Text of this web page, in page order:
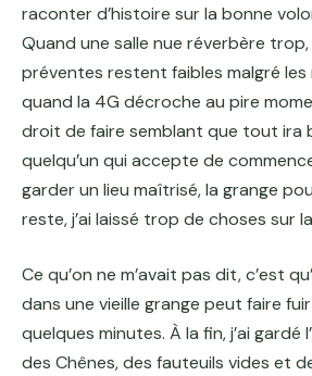
raconter d’histoire sur la bonne
Quand une salle nue réverbère
préventes restent faibles malgré les
quand la 4G décroche au pire
droit de faire semblant que tout ira
quelqu’un qui accepte de
garder un lieu maîtrisé, la grange
reste, j’ai laissé trop de choses sur
Ce qu’on ne m’avait pas dit, c’est
dans une vieille grange peut faire
quelques minutes. À la fin, j’ai gardé
des Chênes, des fauteuils vides et